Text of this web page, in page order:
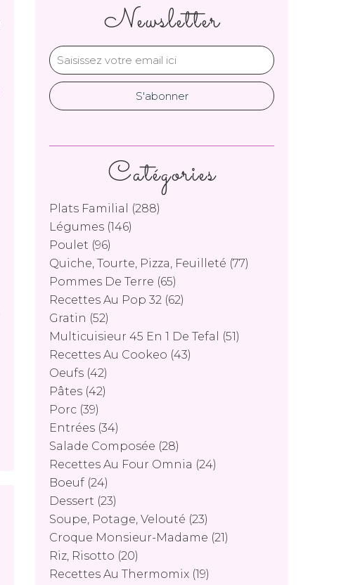
Newsletter
Catégories
Plats Familial
(288)
Légumes (146)
Poulet (96)
Quiche, Tourte, Pizza, Feuilleté (77)
Pommes De Terre (65)
Recettes Au Pop 32 (62)
Gratin (52)
Multicuisieur 45 En 1 De Tefal
(51)
Recettes Au Cookeo (43)
Oeufs (42)
Pâtes (42)
Porc (39)
Entrées (34)
Salade Composée (28)
Recettes Au Four Omnia (24)
Boeuf (24)
Dessert (23)
Soupe, Potage, Velouté (23)
Croque Monsieur-Madame (21)
Riz, Risotto (20)
Recettes Au Thermomix (19)